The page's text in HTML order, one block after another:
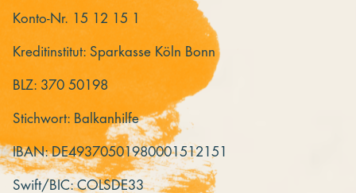
Konto-Nr. 15 12 15 1
Kreditinstitut: Sparkasse Köln Bonn
BLZ: 370 50198
Stichwort: Balkanhilfe
IBAN: DE49370501980001512151
Swift/BIC: COLSDE33